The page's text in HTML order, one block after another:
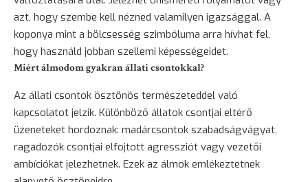
azt, hogy szembe kell nézned valamilyen igazsággal. A
koponya mint a bölcsesség szimbóluma arra hívhat fel,
hogy használd jobban szellemi képességeidet.
Miért álmodom gyakran állati csontokkal?
Az állati csontok ösztönös természeteddel való
kapcsolatot jelzik. Különböző állatok csontjai eltérő
üzeneteket hordoznak: madárcsontok szabadságvágyat,
ragadozók csontjai elfojtott agressziót vagy vezetői
ambíciókat jelezhetnek. Ezek az álmok emlékeztetnek